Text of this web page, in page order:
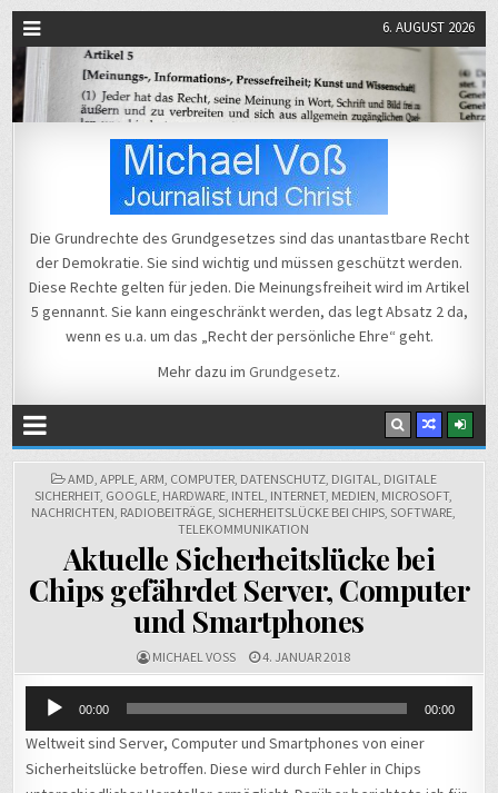
6. AUGUST 2026
Michael Voß
Die Grundrechte des Grundgesetzes sind das unantastbare Recht
der Demokratie. Sie sind wichtig und müssen geschützt werden.
Diese Rechte gelten für jeden. Die Meinungsfreiheit wird im Artikel
5 gennannt. Sie kann eingeschränkt werden, das legt Absatz 2 da,
wenn es u.a. um das „Recht der persönliche Ehre“ geht.
Mehr dazu im Grundgesetz.
POSTED
IN
AMD, APPLE, ARM, COMPUTER, DATENSCHUTZ, DIGITAL, DIGITALE
SICHERHEIT, GOOGLE, HARDWARE, INTEL, INTERNET, MEDIEN, MICROSOFT,
NACHRICHTEN, RADIOBEITRÄGE, SICHERHEITSLÜCKE BEI CHIPS, SOFTWARE,
TELEKOMMUNIKATION
Aktuelle Sicherheitslücke bei
Chips gefährdet Server, Computer
und Smartphones
MICHAEL VOSS 4. JANUAR 2018
Audio-
00:00 00:00
Weltweit sind Server, Computer und Smartphones von einer
Sicherheitslücke betroffen. Diese wird durch Fehler in Chips